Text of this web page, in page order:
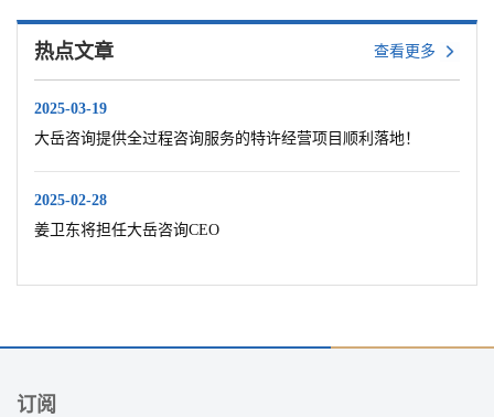
热点文章 查看更多
2025-03-19
大岳咨询提供全过程咨询服务的特许经营项目顺利落地！
2025-02-28
姜卫东将担任大岳咨询CEO
订阅